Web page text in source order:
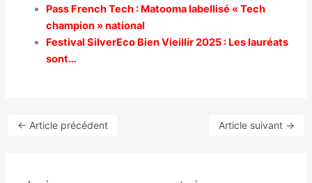
Pass French Tech : Matooma labellisé « Tech
champion » national
Festival SilverEco Bien Vieillir 2025 : Les lauréats
sont…
← Article précédent Article suivant →